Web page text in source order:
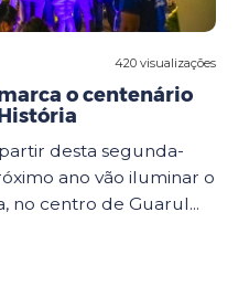
420 visualizações
o centenário
desta segunda-
ano vão iluminar o
no centro de Guarul...